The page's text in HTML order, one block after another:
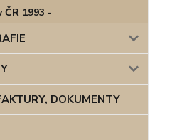
ČR 1993 -
DOKUMENTY